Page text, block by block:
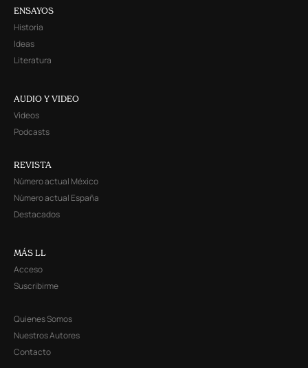
ENSAYOS
Historia
Ideas
Literatura
AUDIO Y VIDEO
Videos
Podcasts
REVISTA
Número actual México
Número actual España
Destacados
MÁS LL
Acceso
Suscribirme
Quienes Somos
Nuestros Autores
Contacto